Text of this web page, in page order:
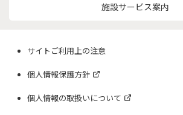
施設サービス案内
サイトご利用上の注意
個人情報保護方針
個人情報の取扱いについて